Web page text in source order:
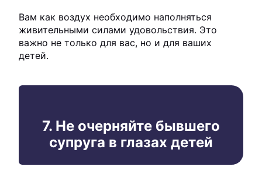
Вам как воздух необходимо наполняться
живительными силами удовольствия. Это
важно не только для вас, но и для ваших
детей.
7. Не очерняйте бывшего
супруга в глазах детей